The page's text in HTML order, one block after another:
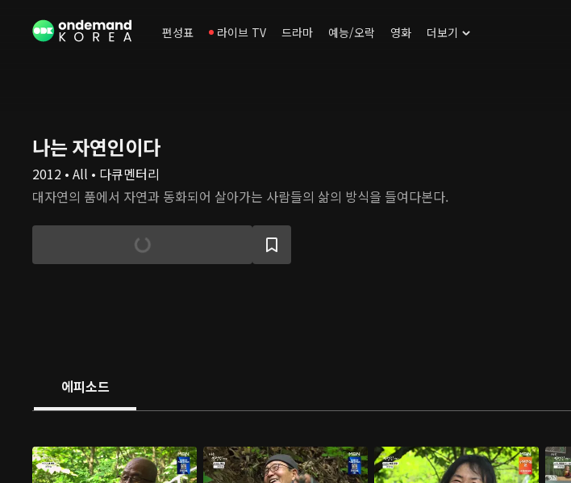
편성표 라이브 TV 드라마 예능/오락 영화 더보기
나는 자연인이다
2012 • All • 다큐멘터리
대자연의 품에서 자연과 동화되어 살아가는 사람들의 삶의 방식을 들여다본다.
에피소드